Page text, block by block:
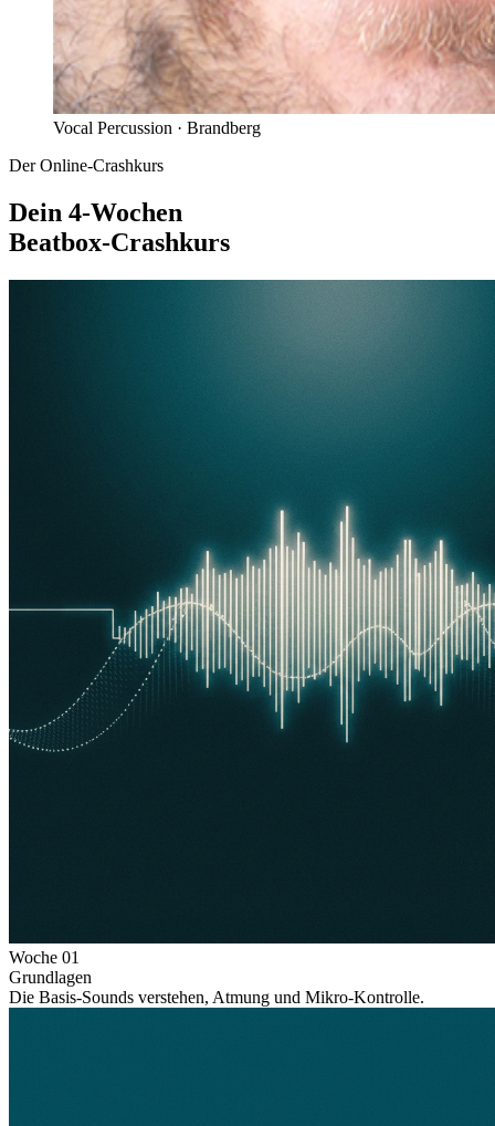
Vocal Percussion · Brandberg
Der Online-Crashkurs
Dein 4-Wochen
Beatbox-Crashkurs
Woche 01
Grundlagen
Die Basis-Sounds verstehen, Atmung und Mikro-Kontrolle.